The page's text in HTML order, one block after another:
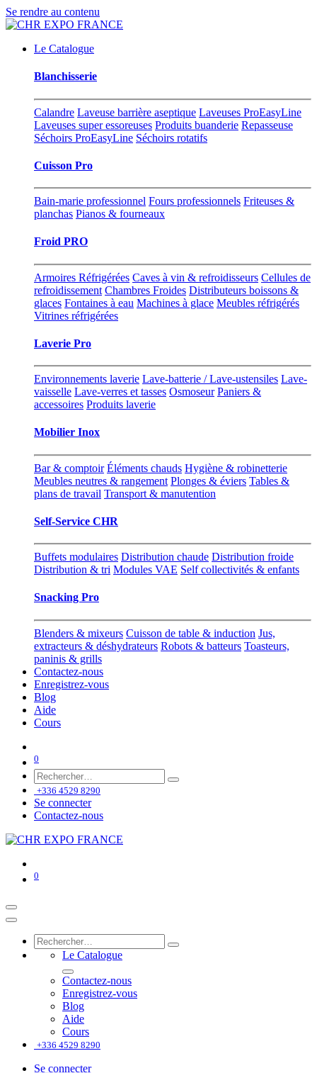
Se rendre au contenu
Le Catalogue
Blanchisserie
Calandre Laveuse barrière aseptique Laveuses ProEasyLine
Laveuses super essoreuses Produits buanderie Repasseuse
Séchoirs ProEasyLine Séchoirs rotatifs
Cuisson Pro
Bain-marie professionnel Fours professionnels Friteuses &
planchas Pianos & fourneaux
Froid PRO
Armoires Réfrigérées Caves à vin & refroidisseurs Cellules de
refroidissement Chambres Froides Distributeurs boissons &
glaces Fontaines à eau Machines à glace Meubles réfrigérés
Vitrines réfrigérées
Laverie Pro
Environnements laverie Lave-batterie / Lave-ustensiles Lave-
vaisselle Lave-verres et tasses Osmoseur Paniers &
accessoires Produits laverie
Mobilier Inox
Bar & comptoir Éléments chauds Hygiène & robinetterie
Meubles neutres & rangement Plonges & éviers Tables &
plans de travail Transport & manutention
Self-Service CHR
Buffets modulaires Distribution chaude Distribution froide
Distribution & tri Modules VAE Self collectivités & enfants
Snacking Pro
Blenders & mixeurs Cuisson de table & induction Jus,
extracteurs & déshydrateurs Robots & batteurs Toasteurs,
paninis & grills
Contactez-nous
Enregistrez-vous
Blog
Aide
Cours
0
+336 4529 8290
Se connecter
Contactez-nous
0
Le Catalogue
Contactez-nous
Enregistrez-vous
Blog
Aide
Cours
+336 4529 8290
Se connecter